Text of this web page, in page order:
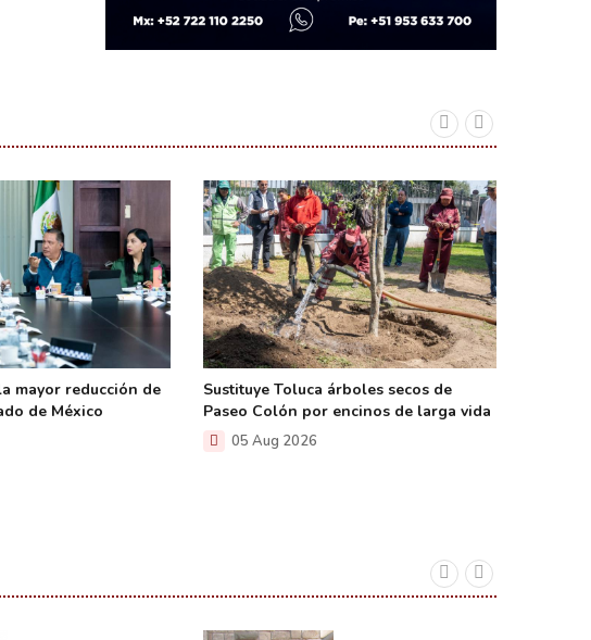
mayor reducción de
de México
Sustituye Toluca árboles secos de
Paseo Colón por encinos de larga vida
05 Aug 2026